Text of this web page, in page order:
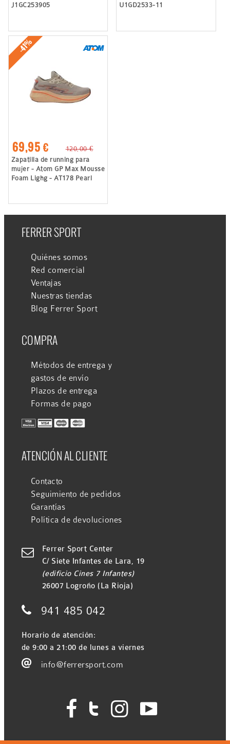
J1GC253905
U1GD2533-11
-41%
69,95 €
120,00 €
Zapatilla de running para
mujer - Atom GP Max Mousse
Foam Lighg - AT178 Pearl
FERRER SPORT
Quiénes somos
Red comercial
Ventajas
Nuestras tiendas
Blog Ferrer Sport
COMPRA
Métodos de entrega y
gastos de envío
Plazos de entrega
Formas de pago
ATENCIÓN AL CLIENTE
Contacto
Seguimiento de pedidos
Garantías
Política de devoluciones

Ferrer Sport Center
C/ Siete Infantes de Lara, 19
(edificio Cines 7 Infantes)
26007 Logroño (La Rioja)
 941 485 042
Horario de atención:
de 9:00 a 21:00 de lunes a viernes
 info@ferrersport.com
   